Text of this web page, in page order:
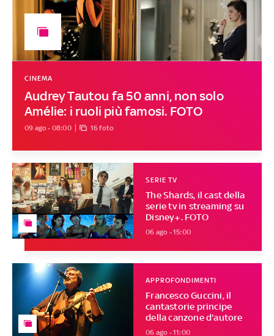
Audrey Tautou fa 50 anni, non solo
Amélie: i ruoli più famosi. FOTO
CINEMA
09 ago - 08:00 16 foto
The Shards, il cast della
serie tv in streaming su
Disney+. FOTO
SERIE TV
06 ago - 15:00
Francesco Guccini, il
cantastorie principe
della canzone d'autore
APPROFONDIMENTI
06 ago - 11:00